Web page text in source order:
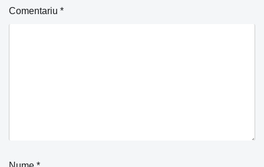
Comentariu *